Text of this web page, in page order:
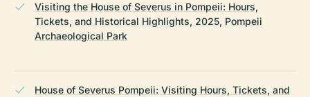
Visiting the House of Severus in Pompeii: Hours,
Tickets, and Historical Highlights, 2025, Pompeii
Archaeological Park
House of Severus Pompeii: Visiting Hours, Tickets, and